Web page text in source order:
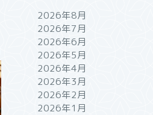
2026年8月
2026年7月
2026年6月
2026年5月
2026年4月
2026年3月
2026年2月
2026年1月